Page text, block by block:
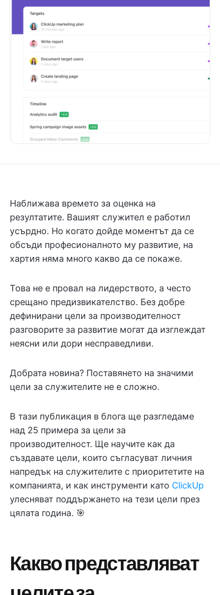
Наближава времето за оценка на
резултатите. Вашият служител е работил
усърдно. Но когато дойде моментът да се
обсъди професионалното му развитие, на
хартия няма много какво да се покаже.
Това не е провал на лидерството, а често
срещано предизвикателство. Без добре
дефинирани цели за производителност
разговорите за развитие могат да изглеждат
неясни или дори несправедливи.
Добрата новина? Поставянето на значими
цели за служителите не е сложно.
В тази публикация в блога ще разгледаме
над 25 примера за цели за
производителност. Ще научите как да
създавате цели, които съгласуват личния
напредък на служителите с приоритетите на
компанията, и как инструменти като ClickUp
улесняват поддържането на тези цели през
цялата година. 🎯
Какво представляват